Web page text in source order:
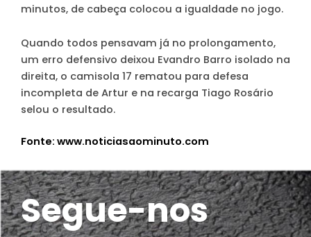
minutos, de cabeça colocou a igualdade no jogo.
Quando todos pensavam já no prolongamento,
um erro defensivo deixou Evandro Barro isolado na
direita, o camisola 17 rematou para defesa
incompleta de Artur e na recarga Tiago Rosário
selou o resultado.
Fonte: www.noticiasaominuto.com
Segue-nos